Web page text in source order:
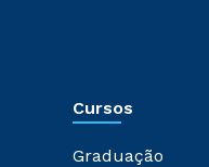
Cursos
Graduação